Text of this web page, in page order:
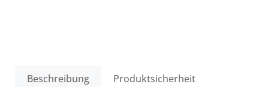
Beschreibung Produktsicherheit